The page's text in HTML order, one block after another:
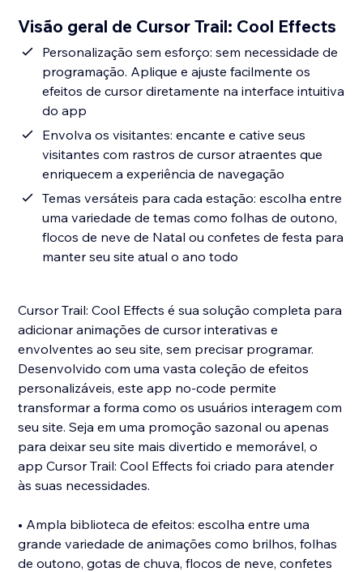
Visão geral de Cursor Trail: Cool Effects
Personalização sem esforço: sem necessidade de
programação. Aplique e ajuste facilmente os
efeitos de cursor diretamente na interface intuitiva
do app
Envolva os visitantes: encante e cative seus
visitantes com rastros de cursor atraentes que
enriquecem a experiência de navegação
Temas versáteis para cada estação: escolha entre
uma variedade de temas como folhas de outono,
flocos de neve de Natal ou confetes de festa para
manter seu site atual o ano todo
Cursor Trail: Cool Effects é sua solução completa para
adicionar animações de cursor interativas e
envolventes ao seu site, sem precisar programar.
Desenvolvido com uma vasta coleção de efeitos
personalizáveis, este app no-code permite
transformar a forma como os usuários interagem com
seu site. Seja em uma promoção sazonal ou apenas
para deixar seu site mais divertido e memorável, o
app Cursor Trail: Cool Effects foi criado para atender
às suas necessidades.
• Ampla biblioteca de efeitos: escolha entre uma
grande variedade de animações como brilhos, folhas
de outono, gotas de chuva, flocos de neve, confetes